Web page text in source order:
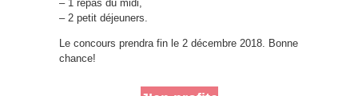
– 1 repas du midi,
– 2 petit déjeuners.
Le concours prendra fin le 2 décembre 2018. Bonne
chance!